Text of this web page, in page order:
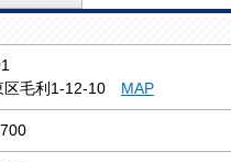
区毛利1-12-10 MAP